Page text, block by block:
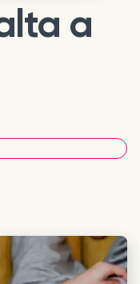
a